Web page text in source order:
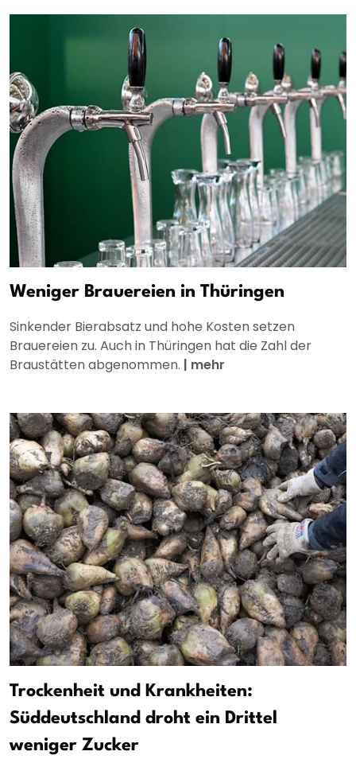
Weniger Brauereien in Thüringen
Sinkender Bierabsatz und hohe Kosten setzen
Brauereien zu. Auch in Thüringen hat die Zahl der
Braustätten abgenommen. | mehr
Trockenheit und Krankheiten:
Süddeutschland droht ein Drittel
weniger Zucker